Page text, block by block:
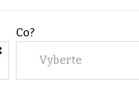
Co?
Vyberte